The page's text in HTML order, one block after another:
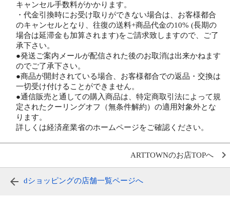
キャンセル手数料がかかります。
・代金引換時にお受け取りができない場合は、お客様都合
のキャンセルとなり、往復の送料+商品代金の10% (長期の
場合は延滞金も加算されます)をご請求致しますので、ご了
承下さい。
●発送ご案内メールが配信された後のお取消は出来かねます
のでご了承下さい。
●商品が開封されている場合、お客様都合での返品・交換は
一切受け付けることができません。
●通信販売と通しての購入商品は、特定商取引法によって規
定されたクーリングオフ（無条件解約）の適用対象外とな
ります。
詳しくは経済産業省のホームページをご確認ください。
ARTTOWNのお店TOPへ
dショッピングの店舗一覧ページへ